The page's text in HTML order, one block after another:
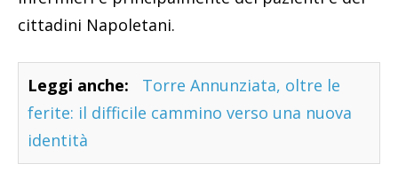
cittadini Napoletani.
Leggi anche:
Torre Annunziata, oltre le
ferite: il difficile cammino verso una nuova
identità